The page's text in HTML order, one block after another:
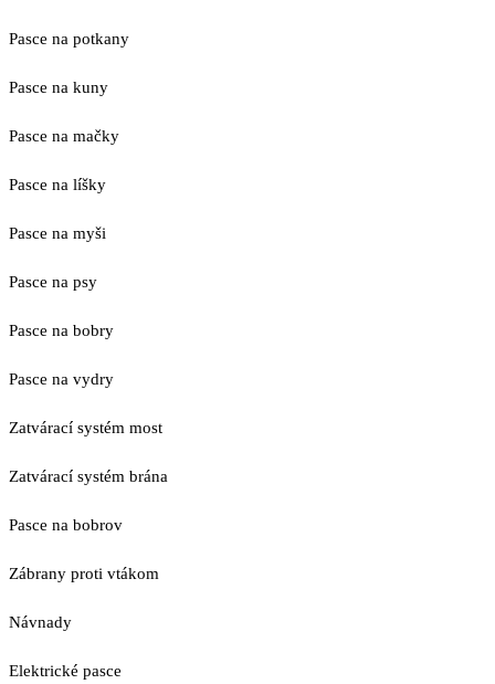
Pasce na potkany
Pasce na kuny
Pasce na mačky
Pasce na líšky
Pasce na myši
Pasce na psy
Pasce na bobry
Pasce na vydry
Zatvárací systém most
Zatvárací systém brána
Pasce na bobrov
Zábrany proti vtákom
Návnady
Elektrické pasce